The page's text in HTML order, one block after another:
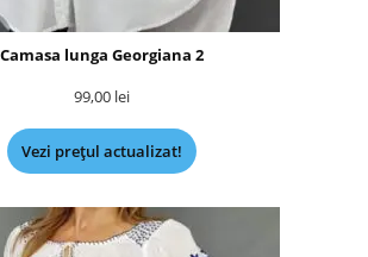
Camasa lunga Georgiana 2
99,00 lei
Vezi prețul actualizat!